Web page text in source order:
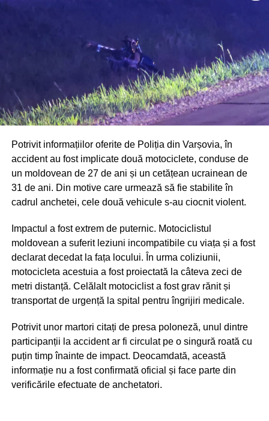
Potrivit informațiilor oferite de Poliția din Varșovia, în
accident au fost implicate două motociclete, conduse de
un moldovean de 27 de ani și un cetățean ucrainean de
31 de ani. Din motive care urmează să fie stabilite în
cadrul anchetei, cele două vehicule s-au ciocnit violent.
Impactul a fost extrem de puternic. Motociclistul
moldovean a suferit leziuni incompatibile cu viața și a fost
declarat decedat la fața locului. În urma coliziunii,
motocicleta acestuia a fost proiectată la câteva zeci de
metri distanță. Celălalt motociclist a fost grav rănit și
transportat de urgență la spital pentru îngrijiri medicale.
Potrivit unor martori citați de presa poloneză, unul dintre
participanții la accident ar fi circulat pe o singură roată cu
puțin timp înainte de impact. Deocamdată, această
informație nu a fost confirmată oficial și face parte din
verificările efectuate de anchetatori.